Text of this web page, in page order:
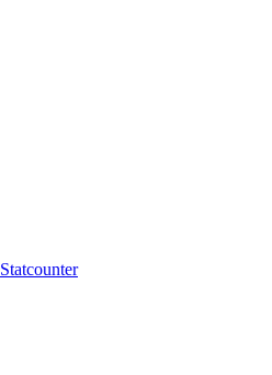
Statcounter